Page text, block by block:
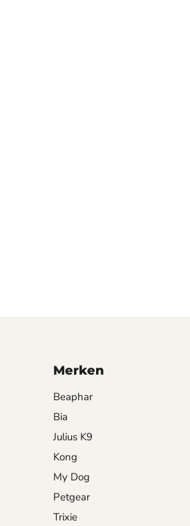
Merken
Beaphar
Bia
Julius K9
Kong
My Dog
Petgear
Trixie